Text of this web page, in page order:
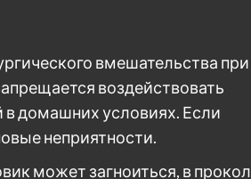
вмешательства при
воздействовать
в домашних условиях. Если
неприятности.
может загноиться, в прокол